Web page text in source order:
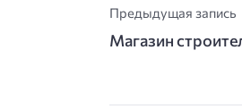
Предыдущая запись
Магазин